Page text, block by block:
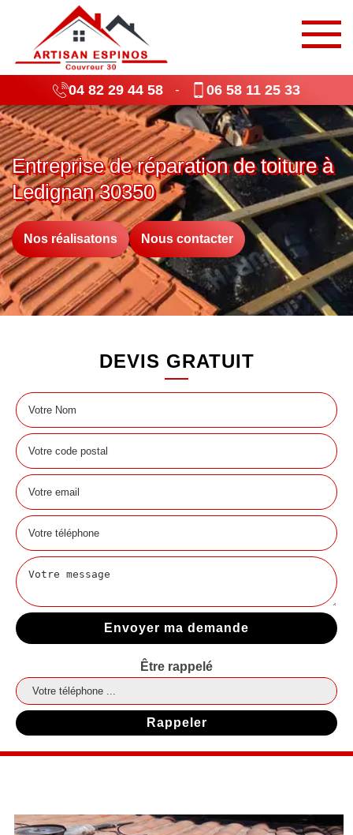
04 82 29 44 58 - 06 58 11 25 33
Entreprise de réparation de toiture à
Ledignan 30350
Nos réalisatons Nous contacter
DEVIS GRATUIT
Être rappelé